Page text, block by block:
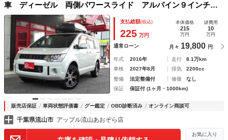
車 ディーゼル 両側パワースライド アルパイン９インチナ
ビ ＴＶ ＭＫＷ１６アルミ ホワイトレター エンジンスタ
ーター ブラックグリル ルーフボックス クリアガーニッシ
ュ クルコン
支払総額(税込)
225 万円
本体価格
215
万円
諸費用
10
万円
通常ローン 月々 19,800 円
年式 2016年 走行
8.1万km
車検
2027年8月 排気
2200cc
整備
法定整備付 修復
なし
保証
保証付 (1ヶ月・1000km)
販売店保証 車両状態評価書 グー鑑定 OBD診断済み オンライン商談可
千葉県流山市 アップル流山あおぞら店
お気に入り